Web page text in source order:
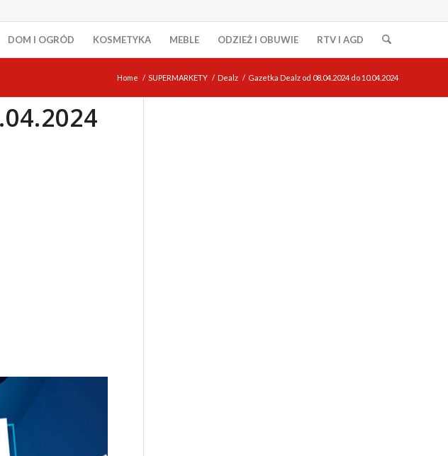
DOM I OGRÓD KOSMETYKA MEBLE ODZIEŻ I OBUWIE RTV I AGD
Home / SUPERMARKETY / Dealz / Gazetka Dealz od 08.04.2024 do 10.04.2024